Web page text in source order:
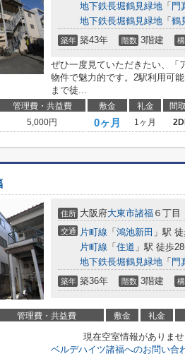
地下鉄長堀鶴見緑地 「 門
地下鉄長堀鶴見緑地 「 鶴
築年 築43年 階数 3階建
ぜひ一度見ていただきたい、「
物件で魅力的です。2駅利用可
まで徒...
管理費・共益費 敷金 礼金 間
5,000円 0ヶ月 1ヶ月
住所 大阪府大東市諸福 ６丁目
交通 片町線 「 鴻池新田 」駅
片町線 「 住道 」駅 徒歩
地下鉄長堀鶴見緑地 「 門
築年 築36年 階数 3階建
管理費・共益費 敷金 礼金
現在空室情報がありませ
ベルデハイツ諸福へのお問い合